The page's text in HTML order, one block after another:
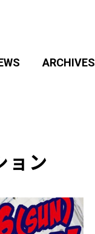
ARCHIVES
ョン